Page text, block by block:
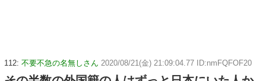
112: 不要不急の名無しさん 2020/08/21(金) 21:09:04.77 ID:nmFQFOF20